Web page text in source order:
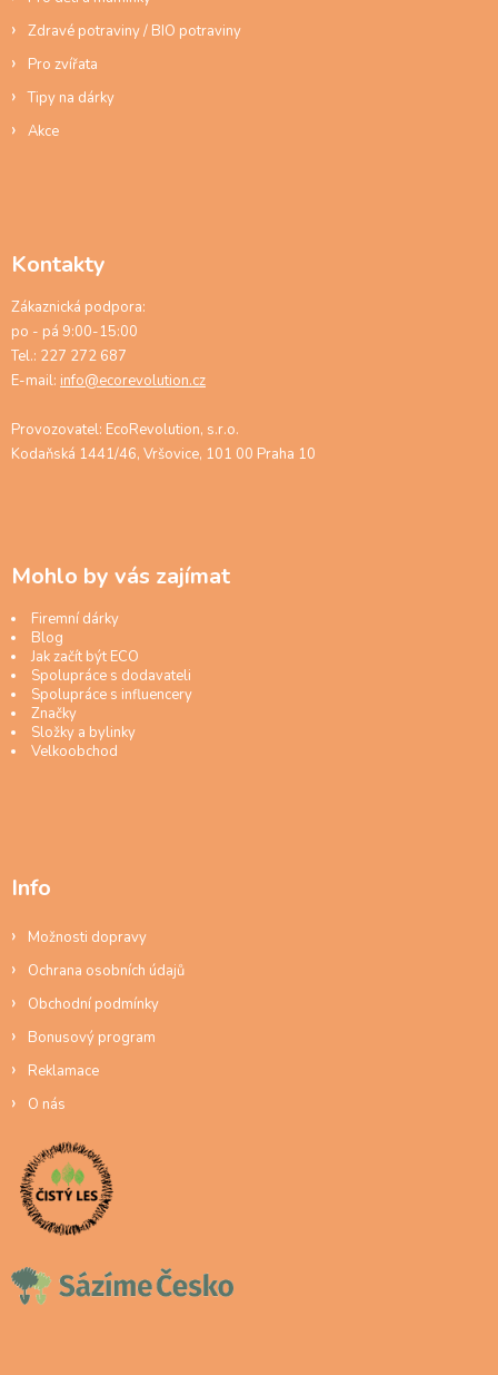
Zdravé potraviny / BIO potraviny
Pro zvířata
Tipy na dárky
Akce
Kontakty
Zákaznická podpora:
po - pá 9:00-15:00
Tel.: 227 272 687
E-mail: info@ecorevolution.cz
Provozovatel: EcoRevolution, s.r.o.
Kodaňská 1441/46, Vršovice, 101 00 Praha 10
Mohlo by vás zajímat
Firemní dárky
Blog
Jak začít být ECO
Spolupráce s dodavateli
Spolupráce s influencery
Značky
Složky a bylinky
Velkoobchod
Info
Možnosti dopravy
Ochrana osobních údajů
Obchodní podmínky
Bonusový program
Reklamace
O nás